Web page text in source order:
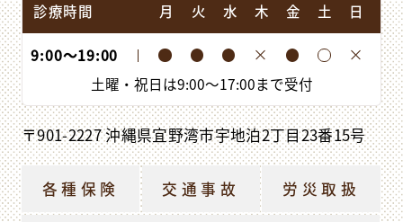
診療時間 月 火 水 木 金 土 日
9:00〜19:00
土曜・祝日は9:00〜17:00まで受付
〒901-2227 沖縄県宜野湾市宇地泊2丁目23番15号
各種保険 交通事故 労災取扱